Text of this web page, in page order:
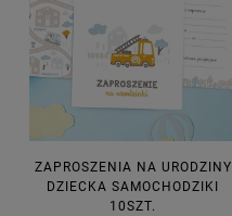
ZAPROSZENIA NA URODZINY
DZIECKA SAMOCHODZIKI
10SZT.